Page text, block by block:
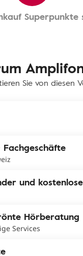
Superpunkte
Sie von diesen
und
Hörberatung
Services